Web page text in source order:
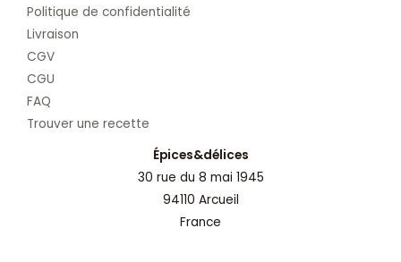
Politique de confidentialité
Livraison
CGV
CGU
FAQ
Trouver une recette
Épices&délices
30 rue du 8 mai 1945
94110 Arcueil
France